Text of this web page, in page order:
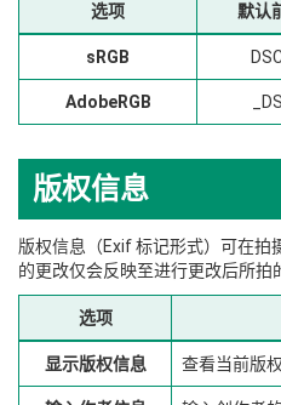
选项 默认
sRGB
AdobeRGB
版权信息
版权信息（Exif 标记形式）可在拍
的更改仅会反映至进行更改后所拍
选项
显示版权信息 查看当前版权